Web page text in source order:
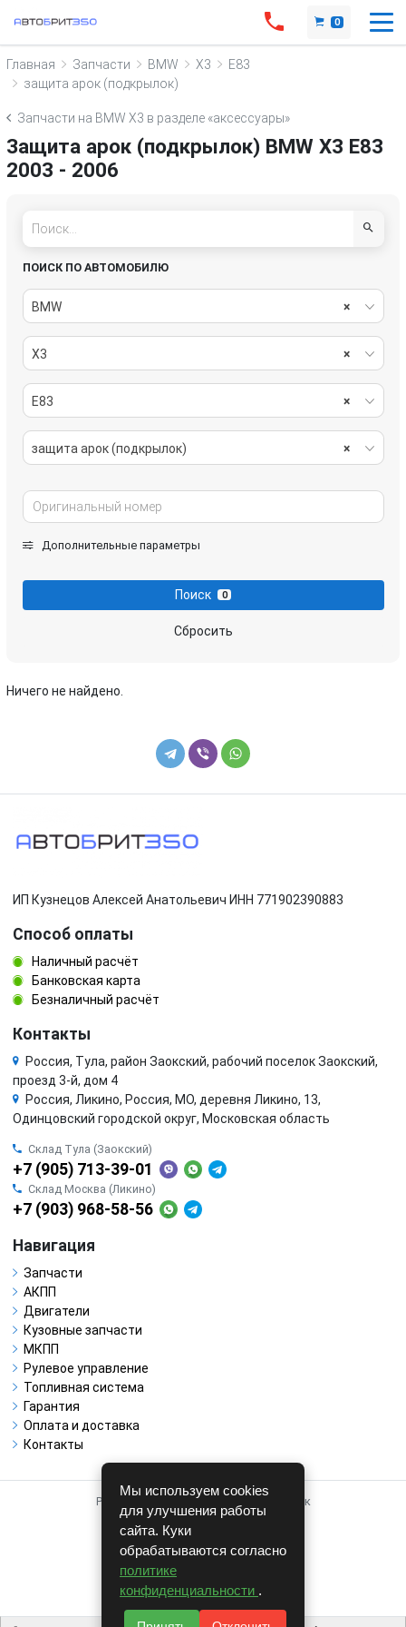
0
Главная Запчасти BMW X3
E83
защита арок (подкрылок)
Запчасти на BMW X3 в разделе «аксессуары»
Защита арок (подкрылок) BMW X3 E83
2003 - 2006
ПОИСК ПО АВТОМОБИЛЮ
×
BMW
×
X3
×
E83
×
защита арок (подкрылок)
Дополнительные параметры
Поиск 0
Сбросить
Ничего не найдено.
ИП Кузнецов Алексей Анатольевич ИНН 771902390883
Способ оплаты
Наличный расчёт
Банковская карта
Безналичный расчёт
Контакты
Россия, Тула, район Заокский, рабочий поселок Заокский,
проезд 3-й, дом 4
Россия, Ликино, Россия, МО, деревня Ликино, 13,
Одинцовский городской округ, Московская область
Склад Тула (Заокский)
+7 (905) 713-39-01
Склад Москва (Ликино)
+7 (903) 968-58-56
Навигация
Запчасти
АКПП
Двигатели
Кузовные запчасти
МКПП
Рулевое управление
Топливная система
Гарантия
Оплата и доставка
Контакты
Работает на системе для авторазборок
CARRO.БИЗНЕС
Полная версия
© COPYRIGHT 2026 г.
v1.1.24
Мы используем cookies
для улучшения работы
сайта. Куки
обрабатываются согласно
политике
конфиденциальности .